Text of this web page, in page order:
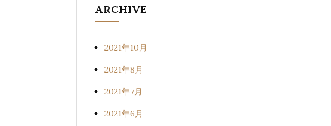
ARCHIVE
2021年10月
2021年8月
2021年7月
2021年6月